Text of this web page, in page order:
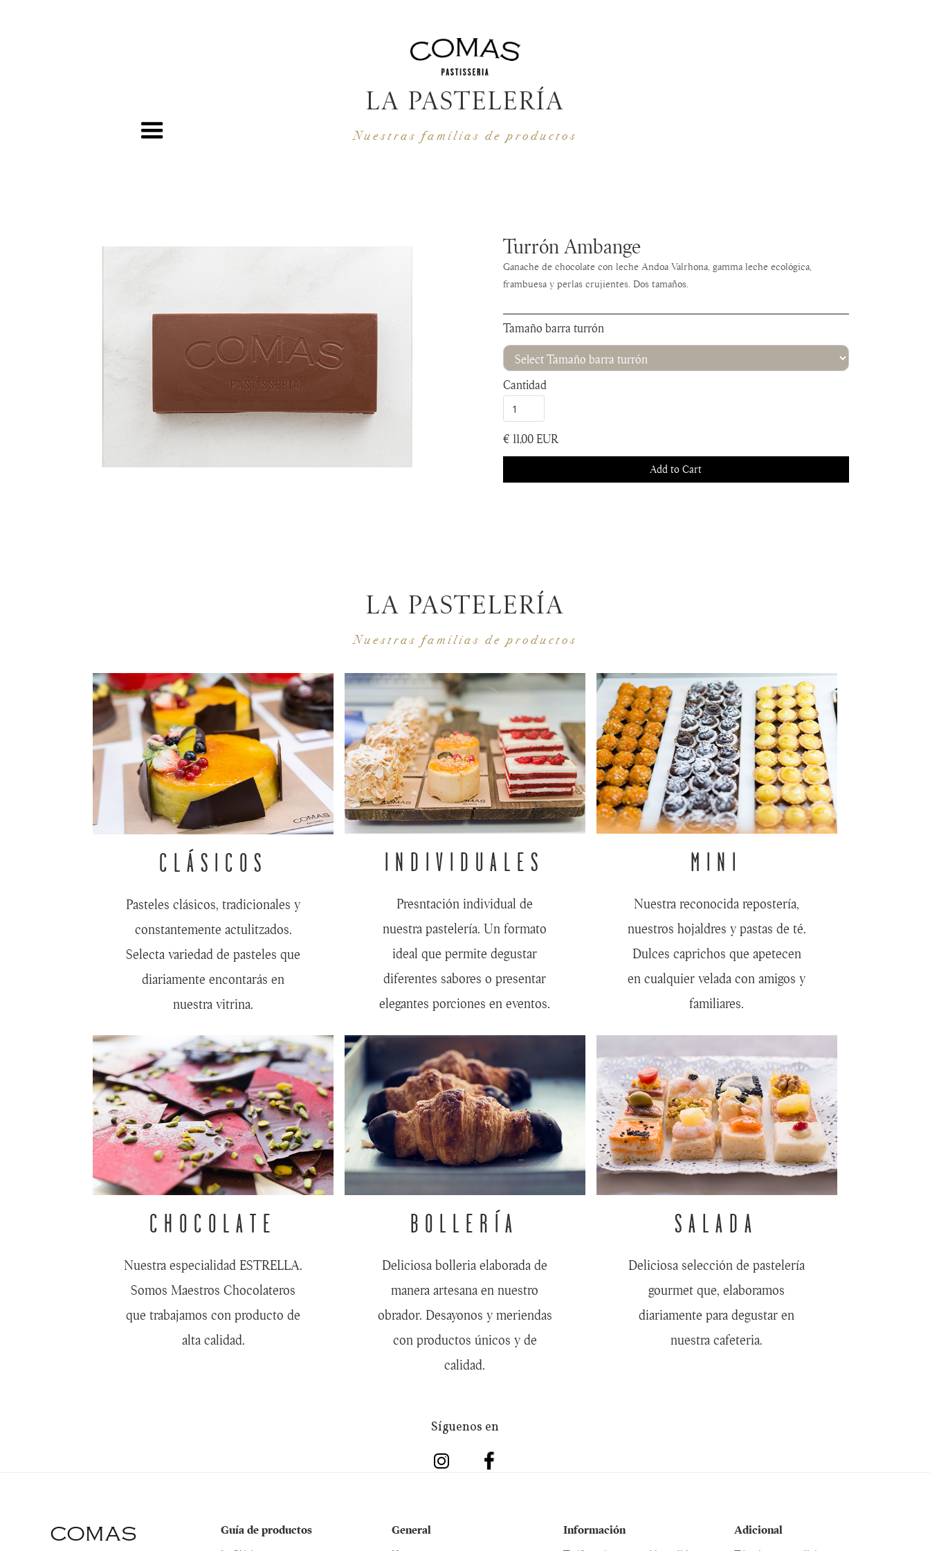
LA PASTELERÍA
Nuestras familias de productos
Turrón Ambange
Ganache de chocolate con leche Andoa Valrhona, gamma leche ecológica,
frambuesa y perlas crujientes. Dos tamaños.
Tamaño barra turrón
Cantidad
€ 11,00 EUR
LA PASTELERÍA
Nuestras familias de productos
CLÁSICOS
Pasteles clásicos, tradicionales y
constantemente actulitzados.
Selecta variedad de pasteles que
diariamente encontarás en
nuestra vitrina.
INDIVIDUALES
Presntación individual de
nuestra pastelería. Un formato
ideal que permite degustar
diferentes sabores o presentar
elegantes porciones en eventos.
MINI
Nuestra reconocida repostería,
nuestros hojaldres y pastas de té.
Dulces caprichos que apetecen
en cualquier velada con amigos y
familiares.
CHOCOLATE
Nuestra especialidad ESTRELLA.
Somos Maestros Chocolateros
que trabajamos con producto de
alta calidad.
BOLLERÍA
Deliciosa bolleria elaborada de
manera artesana en nuestro
obrador. Desayonos y meriendas
con productos únicos y de
calidad.
SALADA
Deliciosa selección de pastelería
gourmet que, elaboramos
diariamente para degustar en
nuestra cafeteria.
Síguenos en
COMAS Guía de productos General Información Adicional